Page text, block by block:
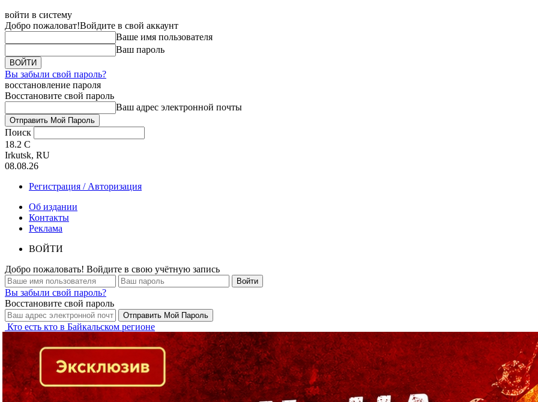
войти в систему
Добро пожаловат!Войдите в свой аккаунт
Ваше имя пользователя
Ваш пароль
Вы забыли свой пароль?
восстановление пароля
Восстановите свой пароль
Ваш адрес электронной почты
Поиск
18.2 C
Irkutsk, RU
08.08.26
Регистрация / Авторизация
Об издании
Контакты
Реклама
ВОЙТИ
Добро пожаловать! Войдите в свою учётную запись
Вы забыли свой пароль?
Восстановите свой пароль
Кто есть кто в Байкальском регионе